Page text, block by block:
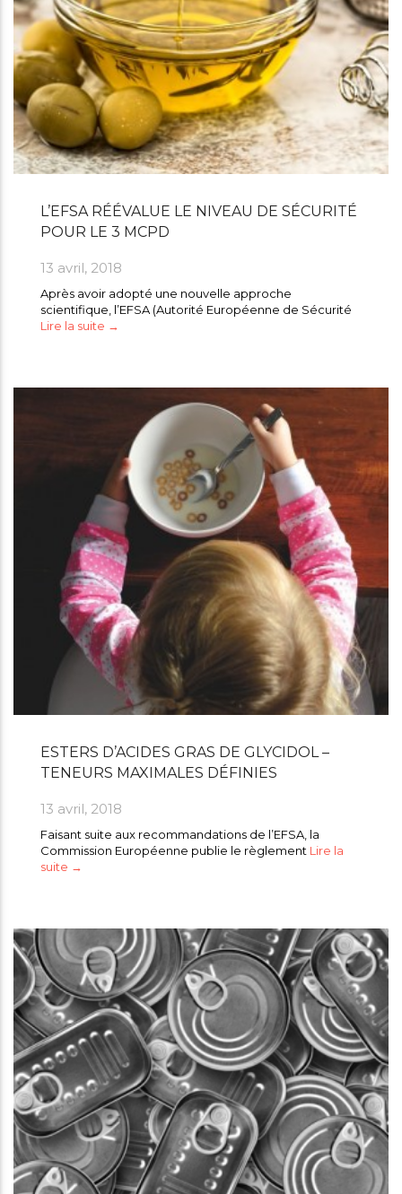
L’EFSA RÉÉVALUE LE NIVEAU DE SÉCURITÉ
POUR LE 3 MCPD
13 avril, 2018
Après avoir adopté une nouvelle approche
scientifique, l’EFSA (Autorité Européenne de Sécurité
Lire la suite →
ESTERS D’ACIDES GRAS DE GLYCIDOL –
TENEURS MAXIMALES DÉFINIES
13 avril, 2018
Faisant suite aux recommandations de l’EFSA, la
Commission Européenne publie le règlement Lire la
suite →